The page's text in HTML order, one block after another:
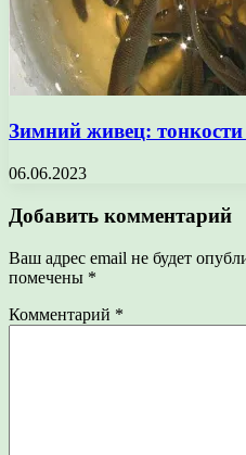
Зимний живец:
06.06.2023
Добавить комментарий
Ваш адрес email не будет
помечены *
Комментарий *